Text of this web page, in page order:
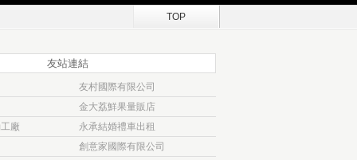
TOP
友站連結
友村國際有限公司
金大荔鮮果量販店
廠
永承結婚禮車出租
創意家國際有限公司